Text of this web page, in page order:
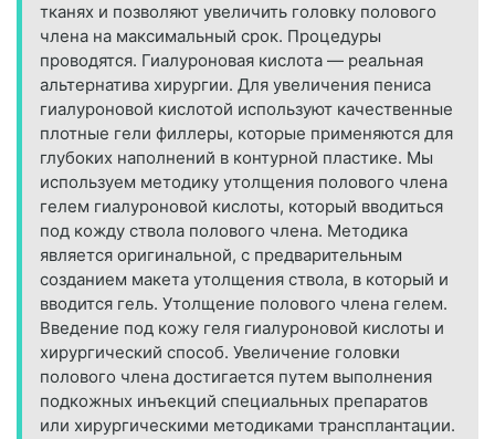
тканях и позволяют увеличить головку полового
члена на максимальный срок. Процедуры
проводятся. Гиалуроновая кислота — реальная
альтернатива хирургии. Для увеличения пениса
гиалуроновой кислотой используют качественные
плотные гели филлеры, которые применяются для
глубоких наполнений в контурной пластике. Мы
используем методику утолщения полового члена
гелем гиалуроновой кислоты, который вводиться
под кожду ствола полового члена. Методика
является оригинальной, с предварительным
созданием макета утолщения ствола, в который и
вводится гель. Утолщение полового члена гелем.
Введение под кожу геля гиалуроновой кислоты и
хирургический способ. Увеличение головки
полового члена достигается путем выполнения
подкожных инъекций специальных препаратов
или хирургическими методиками трансплантации.